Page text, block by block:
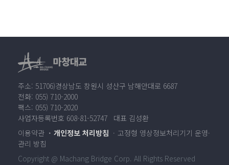
주소: 51706)경상남도 창원시 성산구 남해안대로 6687
전화: 055) 710-2000
팩스: 055) 710-2020
사업자등록번호 608-81-52747 대표 김성환
이용약관
개인정보 처리방침
고정형 영상정보처리기기 운영·
관리 방침
Copyright @ Machang Bridge Corp. All Rights Reserved